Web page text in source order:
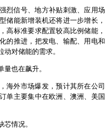
烈信号、地方补贴刺激、应用场
储能新增装机还将进一步增长，
高标准要求配置较高比例储能，
的推进，把发电、输配、用电和
对储能的需求。
也在飙升。
海外市场爆发，预计其所在公司
单主要集中在欧洲、澳洲、美国
情况。